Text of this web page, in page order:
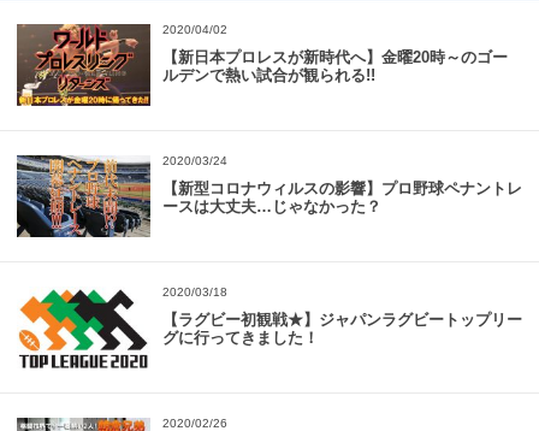
2020/04/02
【新日本プロレスが新時代へ】金曜20時～のゴー
ルデンで熱い試合が観られる!!
2020/03/24
【新型コロナウィルスの影響】プロ野球ペナントレ
ースは大丈夫…じゃなかった？
2020/03/18
【ラグビー初観戦★】ジャパンラグビートップリー
グに行ってきました！
2020/02/26